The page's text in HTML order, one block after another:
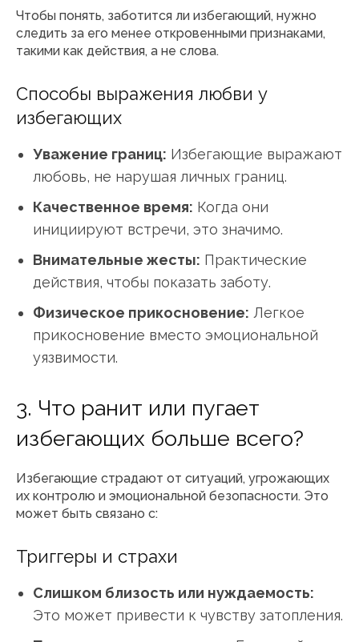
Чтобы понять, заботится ли избегающий, нужно
следить за его менее откровенными признаками,
такими как действия, а не слова.
Способы выражения любви у
избегающих
Уважение границ: Избегающие выражают
любовь, не нарушая личных границ.
Качественное время: Когда они
инициируют встречи, это значимо.
Внимательные жесты: Практические
действия, чтобы показать заботу.
Физическое прикосновение: Легкое
прикосновение вместо эмоциональной
уязвимости.
3. Что ранит или пугает
избегающих больше всего?
Избегающие страдают от ситуаций, угрожающих
их контролю и эмоциональной безопасности. Это
может быть связано с:
Триггеры и страхи
Слишком близость или нуждаемость:
Это может привести к чувству затопления.